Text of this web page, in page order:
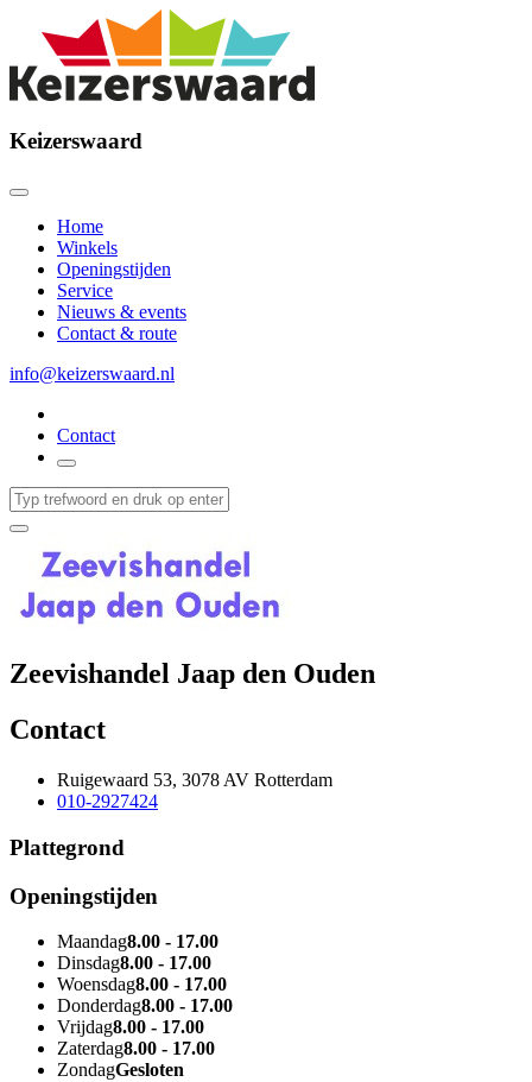
Keizerswaard
Home
Winkels
Openingstijden
Service
Nieuws & events
Contact & route
info@keizerswaard.nl
Contact
Zeevishandel Jaap den Ouden
Contact
Ruigewaard 53, 3078 AV Rotterdam
010-2927424
Plattegrond
Openingstijden
Maandag8.00 - 17.00
Dinsdag8.00 - 17.00
Woensdag8.00 - 17.00
Donderdag8.00 - 17.00
Vrijdag8.00 - 17.00
Zaterdag8.00 - 17.00
ZondagGesloten